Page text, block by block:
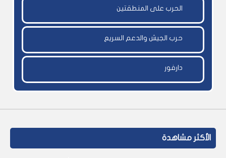
الحرب على المنطقتين
حرب الجيش والدعم السريع
دارفور
الأكثر مشاهدة